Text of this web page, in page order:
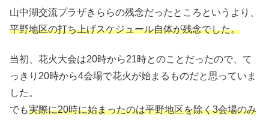
山中湖交流プラザきららの残念だったところというより、
平野地区の打ち上げスケジュール自体が残念でした。
当初、花火大会は20時から21時とのことだったので、て
っきり20時から4会場で花火が始まるものだと思っていま
した。
でも実際に20時に始まったのは平野地区を除く3会場のみ